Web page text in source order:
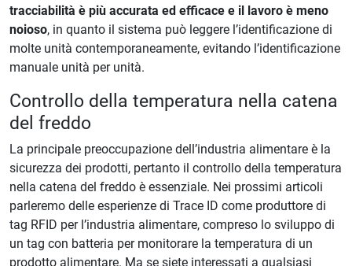
tracciabilità è più accurata ed efficace e il lavoro è meno
noioso, in quanto il sistema può leggere l’identificazione di
molte unità contemporaneamente, evitando l’identificazione
manuale unità per unità.
Controllo della temperatura nella catena
del freddo
La principale preoccupazione dell’industria alimentare è la
sicurezza dei prodotti, pertanto il controllo della temperatura
nella catena del freddo è essenziale. Nei prossimi articoli
parleremo delle esperienze di Trace ID come produttore di
tag RFID per l’industria alimentare, compreso lo sviluppo di
un tag con batteria per monitorare la temperatura di un
prodotto alimentare. Ma se siete interessati a qualsiasi